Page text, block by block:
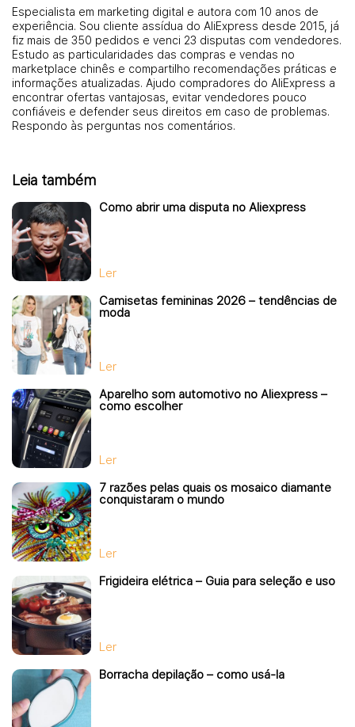
Especialista em marketing digital e autora com 10 anos de
experiência. Sou cliente assídua do AliExpress desde 2015, já
fiz mais de 350 pedidos e venci 23 disputas com vendedores.
Estudo as particularidades das compras e vendas no
marketplace chinês e compartilho recomendações práticas e
informações atualizadas. Ajudo compradores do AliExpress a
encontrar ofertas vantajosas, evitar vendedores pouco
confiáveis e defender seus direitos em caso de problemas.
Respondo às perguntas nos comentários.
Leia também
Como abrir uma disputa no Aliexpress
Ler
Camisetas femininas 2026 – tendências de
moda
Ler
Aparelho som automotivo no Aliexpress –
como escolher
Ler
7 razões pelas quais os mosaico diamante
conquistaram o mundo
Ler
Frigideira elétrica – Guia para seleção e uso
Ler
Borracha depilação – como usá-la